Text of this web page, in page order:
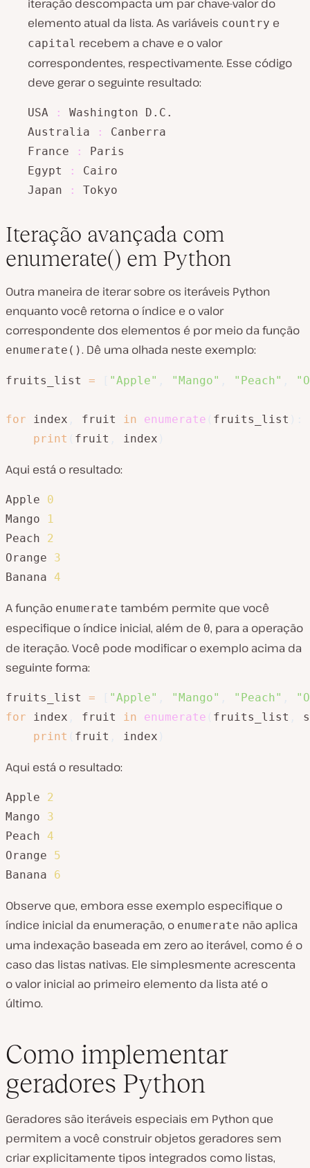
iteração descompacta um par chave-valor do
elemento atual da lista. As variáveis country e
capital recebem a chave e o valor
correspondentes, respectivamente. Esse código
deve gerar o seguinte resultado:
USA :
Washington D.C.
Australia
:
Canberra
France
:
Paris
Egypt
:
Cairo
Japan
: Tokyo
Iteração avançada com
enumerate() em Python
Outra maneira de iterar sobre os iteráveis Python
enquanto você retorna o índice e o valor
correspondente dos elementos é por meio da função
enumerate(). Dê uma olhada neste exemplo:
fruits_list = "Apple" "Mango" "Peach"
for index fruit in enumerate fruits_list
print
fruit index
Aqui está o resultado:
Apple 0
Mango
1
Peach 2
Orange 3
Banana 4
A função enumerate também permite que você
especifique o índice inicial, além de 0, para a operação
de iteração. Você pode modificar o exemplo acima da
seguinte forma:
fruits_list = "Apple" "Mango" "Peach"
for index fruit in enumerate fruits_list
print
fruit index
Aqui está o resultado:
Apple 2
Mango 3
Peach 4
Orange 5
Banana 6
Observe que, embora esse exemplo especifique o
índice inicial da enumeração, o enumerate não aplica
uma indexação baseada em zero ao iterável, como é o
caso das listas nativas. Ele simplesmente acrescenta
o valor inicial ao primeiro elemento da lista até o
último.
Como implementar
geradores Python
Geradores são iteráveis especiais em Python que
permitem a você construir objetos geradores sem
criar explicitamente tipos integrados como listas,